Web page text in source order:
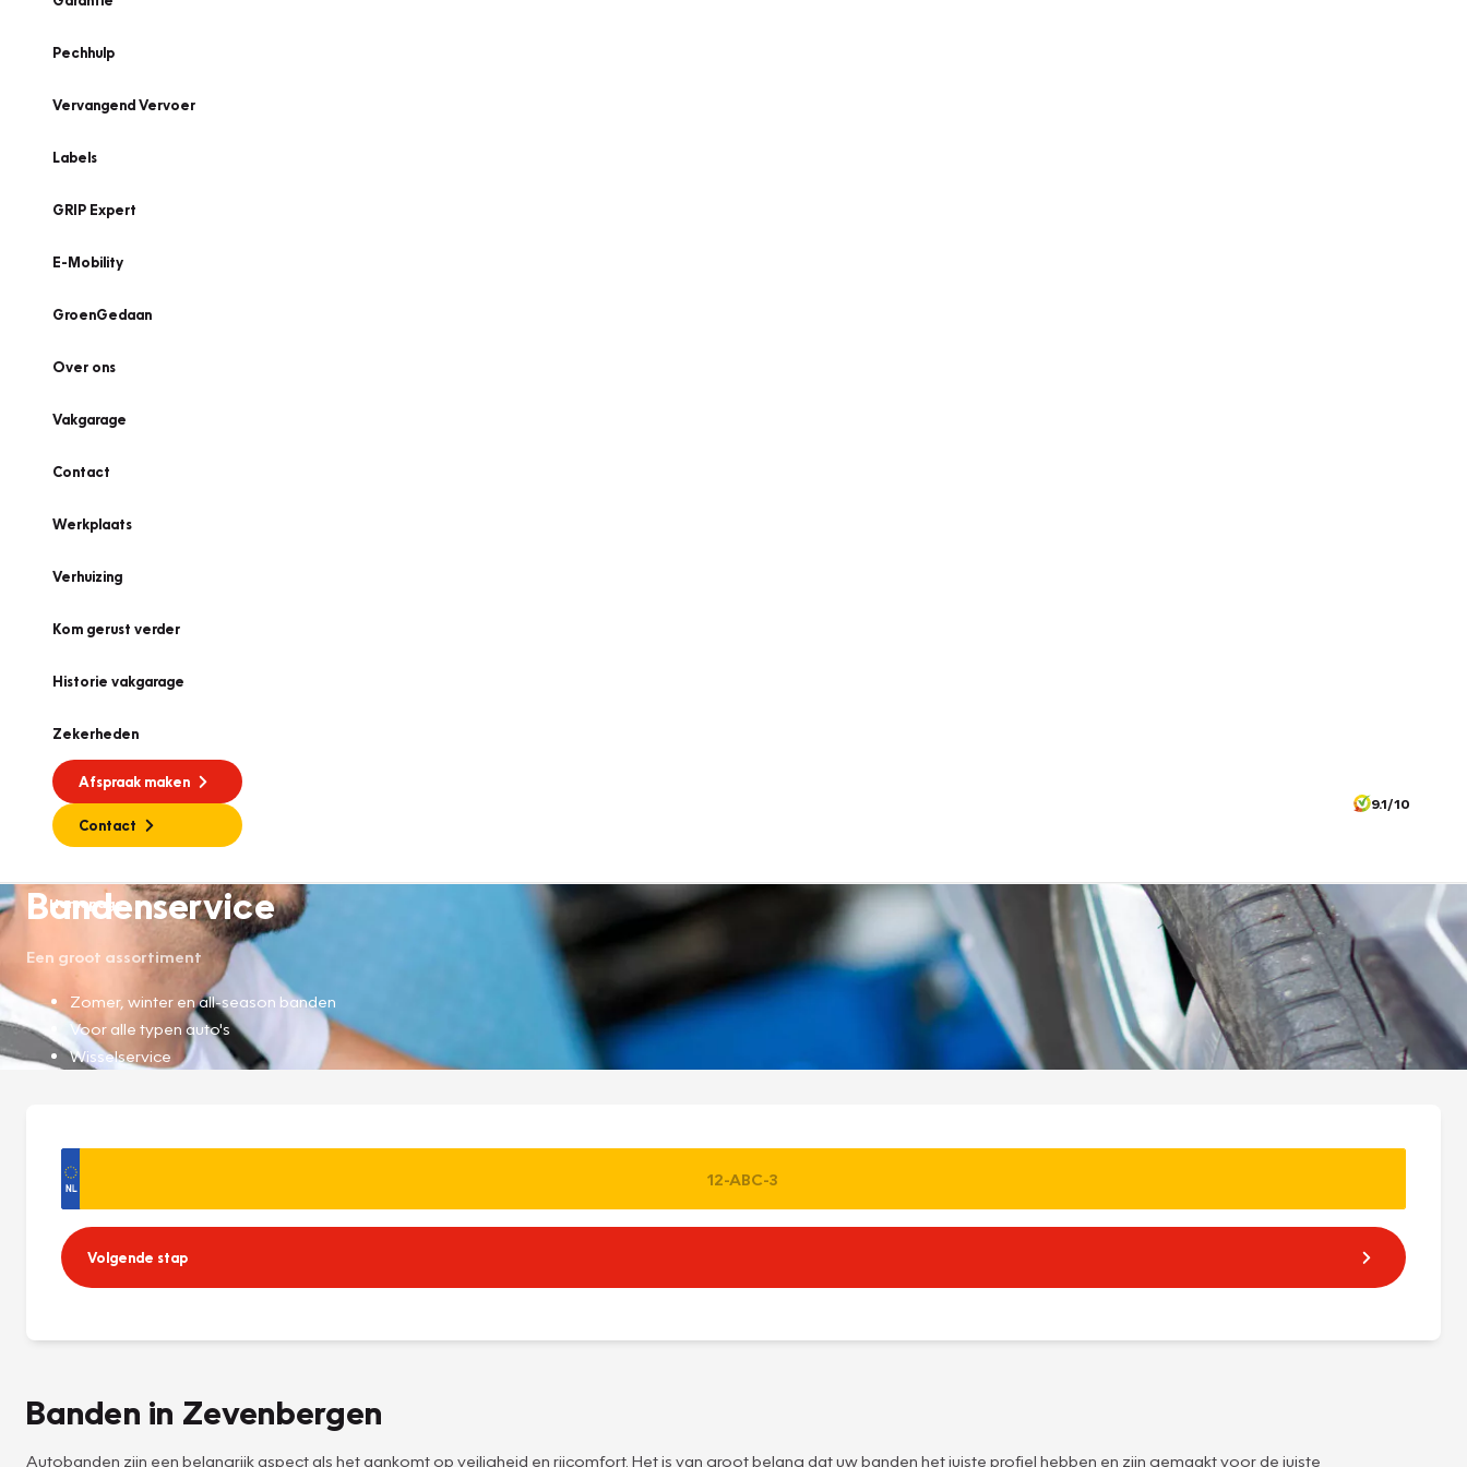
Pechhulp
Vervangend Vervoer
Labels
GRIP Expert
E-Mobility
GroenGedaan
Over ons
Vakgarage
Contact
Werkplaats
Verhuizing
Kom gerust verder
Historie vakgarage
Zekerheden
Afspraak maken
Contact
9.1/10
Homepage
Bandenservice
Een groot assortiment
Zomer, winter en all-season banden
Voor alle typen auto's
Wisselservice
Volgende stap
Banden in Zevenbergen
Autobanden zijn een belangrijk aspect als het aankomt op veiligheid en rijcomfort. Het is van groot belang dat uw banden het juiste profiel hebben en zijn gemaakt voor de juiste